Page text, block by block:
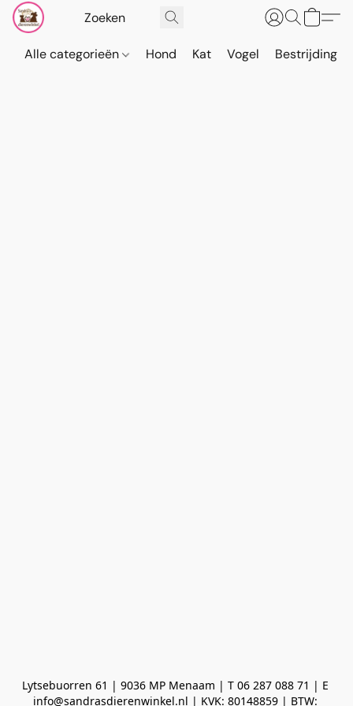
Alle categorieën Hond Kat Vogel Bestrijding
Lytsebuorren 61 | 9036 MP Menaam | T 06 287 088 71 | E
info@sandrasdierenwinkel.nl | KVK: 80148859 | BTW: